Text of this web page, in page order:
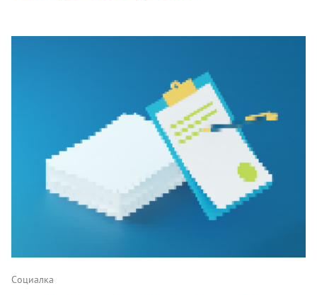
Социалка